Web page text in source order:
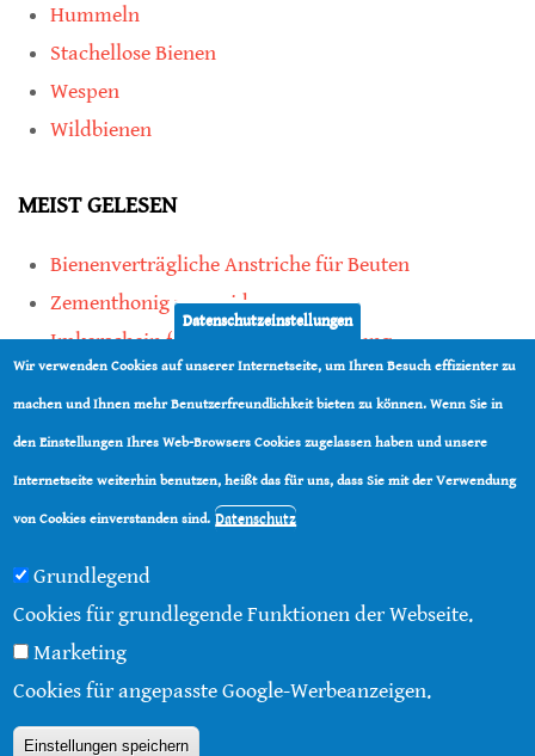
Hummeln
Stachellose Bienen
Wespen
Wildbienen
MEIST GELESEN
Bienenverträgliche Anstriche für Beuten
Zementhonig vermeiden
Imkerschein für Honigbienen-Haltung
Kauf von Mittelwänden ist Vertrauenssache
teilen
Datenschutzeinstellungen
Wir verwenden Cookies auf unserer Internetseite, um Ihren Besuch effizienter zu
machen und Ihnen mehr Benutzerfreundlichkeit bieten zu können. Wenn Sie in
den Einstellungen Ihres Web-Browsers Cookies zugelassen haben und unsere
Internetseite weiterhin benutzen, heißt das für uns, dass Sie mit der Verwendung
von Cookies einverstanden sind. Datenschutz
Grundlegend
Cookies für grundlegende Funktionen der Webseite.
Marketing
Cookies für angepasste Google-Werbeanzeigen.
Einstellungen speichern